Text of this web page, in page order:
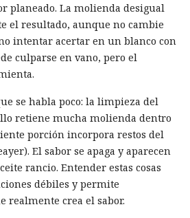
planeado. La molienda desigual
el resultado, aunque no cambie
intentar acertar en un blanco con
culparse en vano, pero el
se habla poco: la limpieza del
retiene mucha molienda dentro
porción incorpora restos del
El sabor se apaga y aparecen
rancio. Entender estas cosas
débiles y permite
realmente crea el sabor.